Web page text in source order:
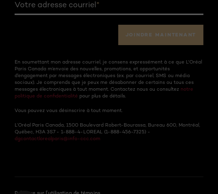
Votre adresse courriel *
JOINDRE MAINTENANT
En soumettant mon adresse courriel, je consens expressément à ce que L'Oréal
Paris Canada m’envoie des nouvelles, promotions, et opportunités
d’engagement par messages électroniques (ex. par courriel, SMS ou média
sociaux). Je comprends que je peux me désabonner de certains ou tous ces
messages électroniques à tout moment. Contactez nous ou consultez notre
politique de confidentialité pour plus de détails.
Vous pouvez vous désinscrire à tout moment.
L’Oréal Paris Canada, 1500 Boulevard Robert-Bourassa, Bureau 600, Montréal,
Québec, H3A 3S7 - 1-888-4-LOREAL (1-888-456-7325) -
dgcontactlorealparis@info-ccc.com
Politique sur l’utilisation de témoins